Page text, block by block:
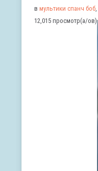
в мультики спанч боб,
12,015 просмотр(а/ов)